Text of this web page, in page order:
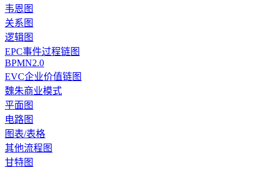
韦恩图
关系图
逻辑图
EPC事件过程链图
BPMN2.0
EVC企业价值链图
魏朱商业模式
平面图
电路图
图表/表格
其他流程图
甘特图